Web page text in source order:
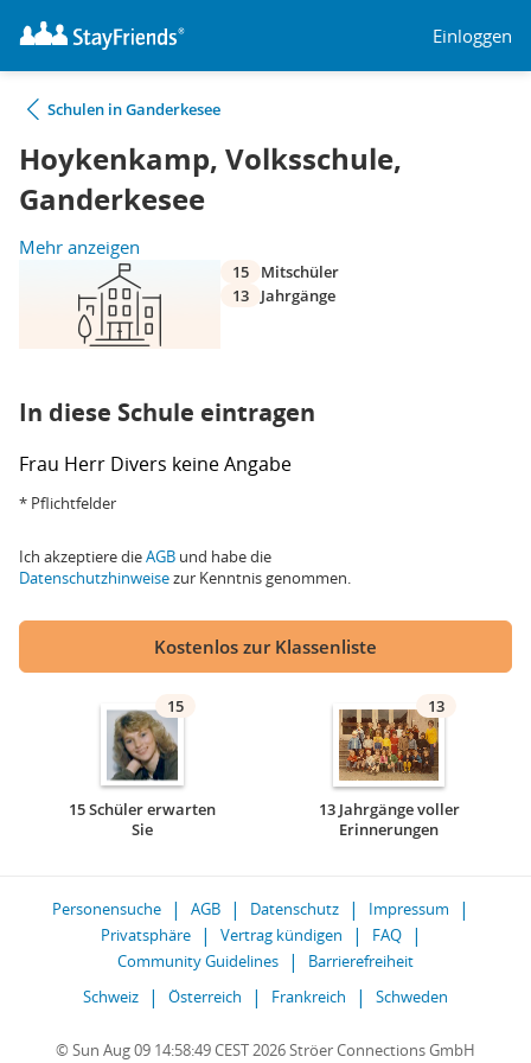
Einloggen
Schulen in Ganderkesee
Hoykenkamp, Volksschule,
Ganderkesee
Mehr anzeigen
15
Mitschüler
13
Jahrgänge
In diese Schule eintragen
Frau Herr Divers keine Angabe
* Pflichtfelder
Ich akzeptiere dieAGB und habe die
Datenschutzhinweisezur Kenntnis genommen.
Kostenlos zur Klassenliste
15
15 Schüler erwarten
Sie
13
13 Jahrgänge voller
Erinnerungen
Personensuche AGB Datenschutz
Impressum
Privatsphäre
Vertrag kündigen
FAQ
Community Guidelines
Barrierefreiheit
Schweiz
Österreich Frankreich Schweden
© Sun Aug 09 14:58:49 CEST 2026 Ströer Connections GmbH